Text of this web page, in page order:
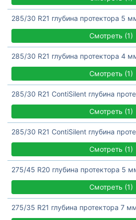
285/30 R21 глубина протектора 5
Смотреть (1)
285/30 R21 глубина протектора 4
Смотреть (1)
285/30 R21 ContiSilent глубина
Смотреть (1)
285/30 R21 ContiSilent глубина
Смотреть (1)
275/45 R20 глубина протектора 5
Смотреть (1)
275/35 R21 глубина протектора 7